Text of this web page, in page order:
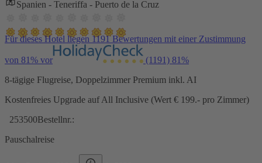
Spanien - Teneriffa - Puerto de la Cruz
Für dieses Hotel liegen 1191 Bewertungen mit einer Zustimmung
von 81% vor (1191) 81%
8-tägige Flugreise, Doppelzimmer Premium inkl. AI
Kostenfreies Upgrade auf All Inclusive (Wert € 199.- pro Zimmer)
253500Bestellnr.:
Pauschalreise